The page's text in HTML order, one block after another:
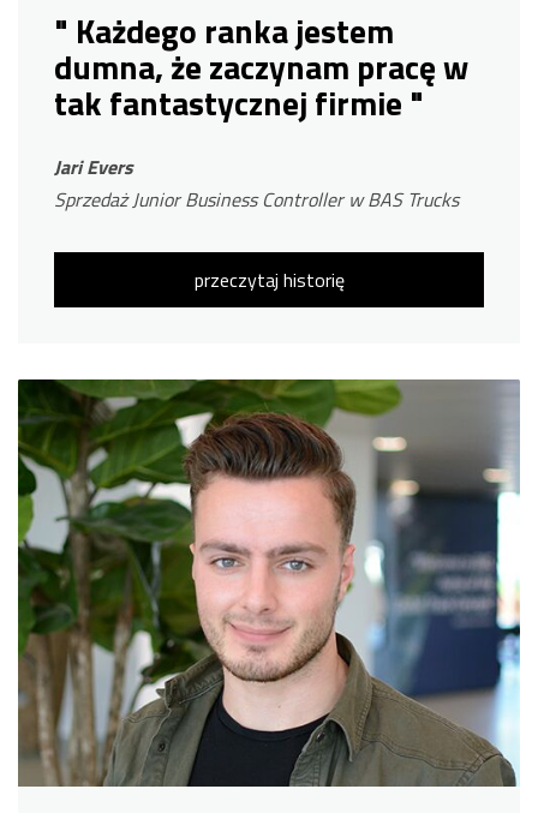
" Każdego ranka jestem
dumna, że ​​zaczynam pracę w
tak fantastycznej firmie "
Jari Evers
Sprzedaż Junior Business Controller w BAS Trucks
przeczytaj historię